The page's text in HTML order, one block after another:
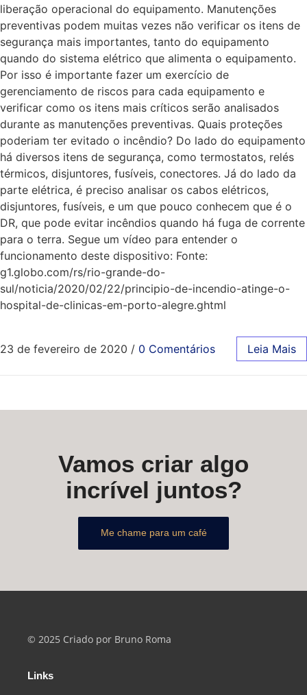
liberação operacional do equipamento. Manutenções
preventivas podem muitas vezes não verificar os itens de
segurança mais importantes, tanto do equipamento
quando do sistema elétrico que alimenta o equipamento.
Por isso é importante fazer um exercício de
gerenciamento de riscos para cada equipamento e
verificar como os itens mais críticos serão analisados
durante as manutenções preventivas. Quais proteções
poderiam ter evitado o incêndio? Do lado do equipamento
há diversos itens de segurança, como termostatos, relés
térmicos, disjuntores, fusíveis, conectores. Já do lado da
parte elétrica, é preciso analisar os cabos elétricos,
disjuntores, fusíveis, e um que pouco conhecem que é o
DR, que pode evitar incêndios quando há fuga de corrente
para o terra. Segue um vídeo para entender o
funcionamento deste dispositivo: Fonte:
g1.globo.com/rs/rio-grande-do-
sul/noticia/2020/02/22/principio-de-incendio-atinge-o-
hospital-de-clinicas-em-porto-alegre.ghtml
23 de fevereiro de 2020 / 0 Comentários Leia Mais
Vamos criar algo
incrível juntos?
Me chame para um café
© 2025 Criado por Bruno Roma
Links